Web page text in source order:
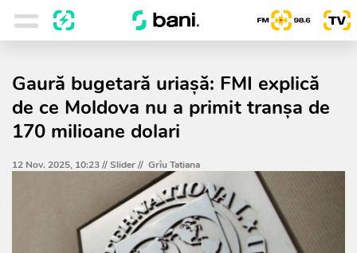
Gaură bugetară uriașă: FMI explică
de ce Moldova nu a primit tranșa de
170 milioane dolari
12 Nov. 2025, 10:23 //Slider// Grîu Tatiana